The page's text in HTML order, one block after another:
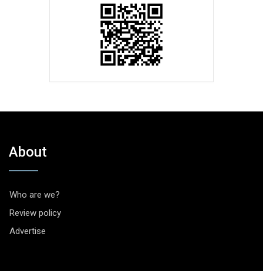
About
Who are we?
Review policy
Advertise